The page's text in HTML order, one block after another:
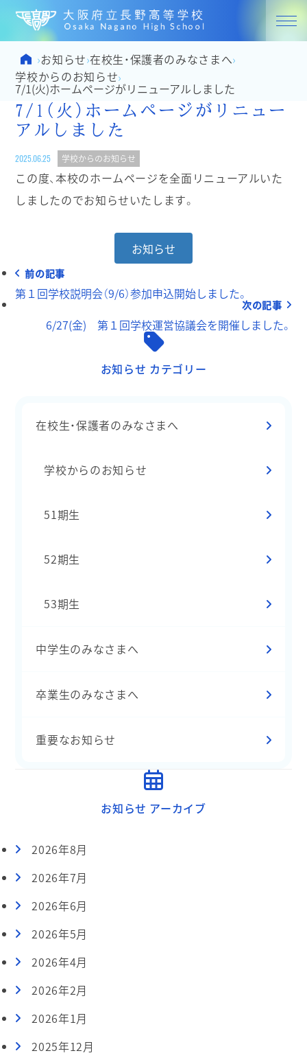
大阪府
Home
›お知らせ›在校生・保護者のみなさまへ›
学校からのお知らせ›
7/1(火)ホームページがリニューアルしました
7/1(火)ホームページがリニュー
アルしました
2025.06.25 学校からのお知らせ
この度、本校のホームページを全面リニューアルいた
しましたのでお知らせいたします。
お知らせ
前の記事
第１回学校説明会（9/6）参加申込開始しました。
次の記事
6/27(金) 第１回学校運営協議会を開催しました。
お知らせ カテゴリー
在校生・保護者のみなさまへ
学校からのお知らせ
51期生
52期生
53期生
中学生のみなさまへ
卒業生のみなさまへ
重要なお知らせ
お知らせ アーカイブ
2026年8月
2026年7月
2026年6月
2026年5月
2026年4月
2026年2月
2026年1月
2025年12月